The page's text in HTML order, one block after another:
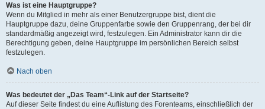
Was ist eine Hauptgruppe?
Wenn du Mitglied in mehr als einer Benutzergruppe bist, dient die
Hauptgruppe dazu, deine Gruppenfarbe sowie den Gruppenrang, der bei dir
standardmäßig angezeigt wird, festzulegen. Ein Administrator kann dir die
Berechtigung geben, deine Hauptgruppe im persönlichen Bereich selbst
festzulegen.
Nach oben
Was bedeutet der „Das Team“-Link auf der Startseite?
Auf dieser Seite findest du eine Auflistung des Forenteams, einschließlich der